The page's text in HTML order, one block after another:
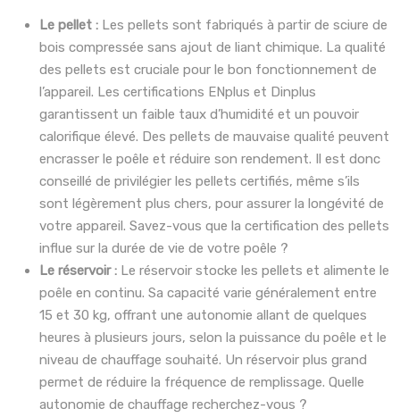
Le pellet : Les pellets sont fabriqués à partir de sciure de
bois compressée sans ajout de liant chimique. La qualité
des pellets est cruciale pour le bon fonctionnement de
l’appareil. Les certifications ENplus et Dinplus
garantissent un faible taux d’humidité et un pouvoir
calorifique élevé. Des pellets de mauvaise qualité peuvent
encrasser le poêle et réduire son rendement. Il est donc
conseillé de privilégier les pellets certifiés, même s’ils
sont légèrement plus chers, pour assurer la longévité de
votre appareil. Savez-vous que la certification des pellets
influe sur la durée de vie de votre poêle ?
Le réservoir : Le réservoir stocke les pellets et alimente le
poêle en continu. Sa capacité varie généralement entre
15 et 30 kg, offrant une autonomie allant de quelques
heures à plusieurs jours, selon la puissance du poêle et le
niveau de chauffage souhaité. Un réservoir plus grand
permet de réduire la fréquence de remplissage. Quelle
autonomie de chauffage recherchez-vous ?